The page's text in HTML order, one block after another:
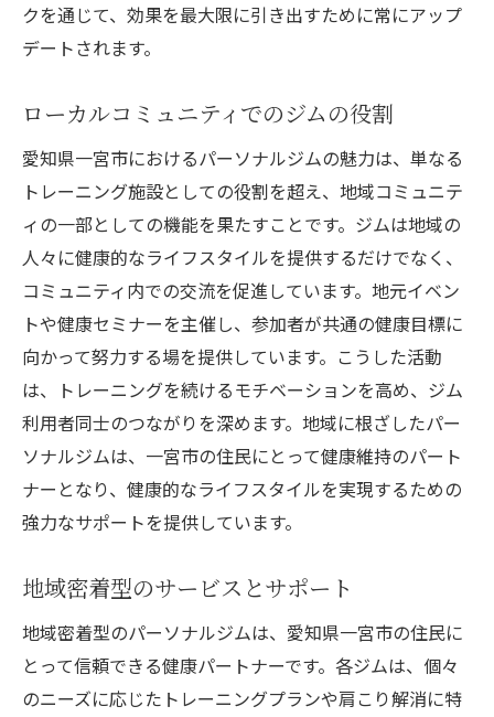
クを通じて、効果を最大限に引き出すために常にアップ
デートされます。
ローカルコミュニティでのジムの役割
愛知県一宮市におけるパーソナルジムの魅力は、単なる
トレーニング施設としての役割を超え、地域コミュニテ
ィの一部としての機能を果たすことです。ジムは地域の
人々に健康的なライフスタイルを提供するだけでなく、
コミュニティ内での交流を促進しています。地元イベン
トや健康セミナーを主催し、参加者が共通の健康目標に
向かって努力する場を提供しています。こうした活動
は、トレーニングを続けるモチベーションを高め、ジム
利用者同士のつながりを深めます。地域に根ざしたパー
ソナルジムは、一宮市の住民にとって健康維持のパート
ナーとなり、健康的なライフスタイルを実現するための
強力なサポートを提供しています。
地域密着型のサービスとサポート
地域密着型のパーソナルジムは、愛知県一宮市の住民に
とって信頼できる健康パートナーです。各ジムは、個々
のニーズに応じたトレーニングプランや肩こり解消に特